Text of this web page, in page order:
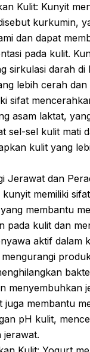
Kulit: Kunyit
kurkumin,
dan dapat
pada kulit.
sirkulasi darah
lebih cerah
sifat
asam laktat,
sel-sel kulit mati
kulit yang
Jerawat dan
memiliki
membantu
pada kulit dan
aktif dalam
menyembuhkan
juga membantu
pH kulit,
jerawat.